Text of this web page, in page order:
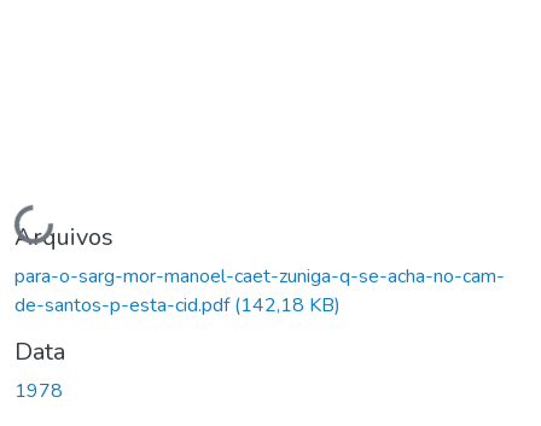
Carregando...
Arquivos
para-o-sarg-mor-manoel-caet-zuniga-q-se-acha-no-cam-
de-santos-p-esta-cid.pdf(142,18 KB)
Data
1978